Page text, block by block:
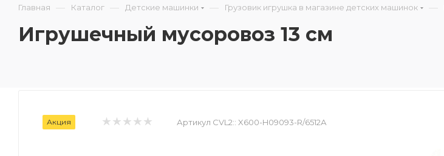
Главная — Каталог — Детские машинки — Грузовик игрушка в магазине детских машинок —
Игрушечный мусоровоз 13 см
Акция Артикул CVL2:: X600-H09093-R/6512А